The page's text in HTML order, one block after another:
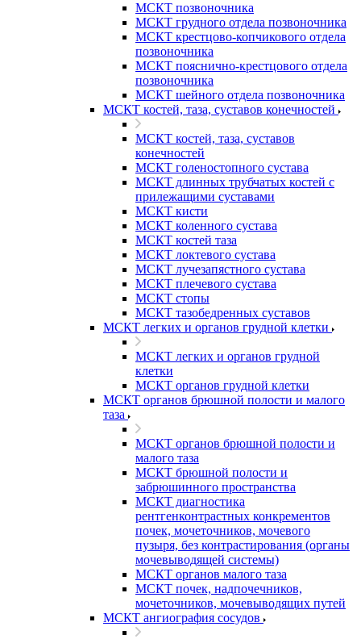
МСКТ позвоночника
МСКТ грудного отдела позвоночника
МСКТ крестцово-копчикового отдела
позвоночника
МСКТ пояснично-крестцового отдела
позвоночника
МСКТ шейного отдела позвоночника
МСКТ костей, таза, суставов конечностей
МСКТ костей, таза, суставов
конечностей
МСКТ голеностопного сустава
МСКТ длинных трубчатых костей с
прилежащими суставами
МСКТ кисти
МСКТ коленного сустава
МСКТ костей таза
МСКТ локтевого сустава
МСКТ лучезапястного сустава
МСКТ плечевого сустава
МСКТ стопы
МСКТ тазобедренных суставов
МСКТ легких и органов грудной клетки
МСКТ легких и органов грудной
клетки
МСКТ органов грудной клетки
МСКТ органов брюшной полости и малого
таза
МСКТ органов брюшной полости и
малого таза
МСКТ брюшной полости и
забрюшинного пространства
МСКТ диагностика
рентгенконтрастных конкрементов
почек, мочеточников, мочевого
пузыря, без контрастирования (органы
мочевыводящей системы)
МСКТ органов малого таза
МСКТ почек, надпочечников,
мочеточников, мочевыводящих путей
МСКТ ангиография сосудов